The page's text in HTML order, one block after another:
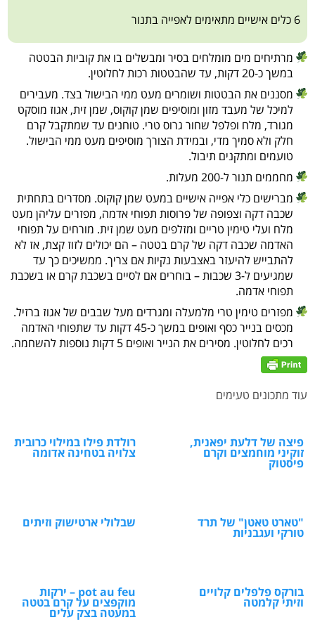
6 כלים אישיים מתאימים לאפייה בתנור
מרתיחים מים מומלחים בסיר ומבשלים בו את קוביות הבטטה
במשך כ-20 דקות, עד שהבטטות רכות לחלוטין.
מסננים את הבטטות ושומרים מעט ממי הבישול בצד. מעבירים
למיכל של מעבד מזון ומוסיפים שמן קוקוס, שמן זית, אגוז מוסקט
מגורד, מלח ופלפל שחור גרוס טרי. טוחנים עד שמתקבל קרם
חלק ולא סמיך מדי, ובמידת הצורך מוסיפים מעט ממי הבישול.
טועמים ומתקנים תיבול.
מחממים תנור ל-200 מעלות.
מברישים כלי אפייה אישיים במעט שמן קוקוס. מסדרים בתחתית
שכבה דקה וצפופה של פרוסות תפוחי אדמה, מפזרים עליהן מעט
מלח ועלי טימין טריים ומזלפים מעט שמן זית. מורחים על תפוחי
האדמה שכבה דקה של קרם בטטה – הם יכולים לזוז קצת, אז לא
להתבייש להיעזר באצבעות נקיות אם צריך. ממשיכים כך עד
שמגיעים ל-3 שכבות – בוחרים אם לסיים בשכבת קרם או בשכבת
תפוחי אדמה.
מפזרים טימין טרי מלמעלה ומגרדים מעל שבבים של אגוז ברזיל.
מכסים בנייר כסף ואופים במשך כ-45 דקות עד שתפוחי האדמה
רכים לחלוטין. מסירים את הנייר ואופים 5 דקות נוספות להשחמה.
עוד מתכונים טעימים
פיצה של דלעת יפאנית,
זוקיני מוחמצים וקרם
פיסטוק
רולדת פילו במילוי כרובית
צלויה בטחינה אדומה
"טארט טאטן" של תרד
טורקי ועגבניות
שבלולי ארטישוק וזיתים
בורקס פלפלים קלויים
וזיתי קלמטה
pot au feu – ירקות
מוקפצים על קרם בטטה
במעטה בצק עלים